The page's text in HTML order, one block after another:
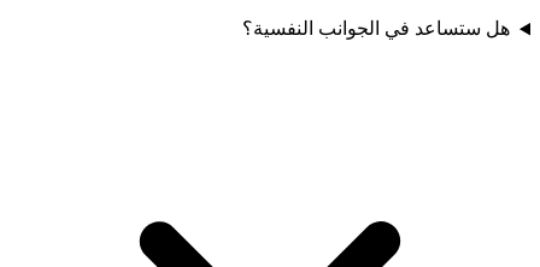
هل ستساعد في الجوانب النفسية؟